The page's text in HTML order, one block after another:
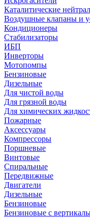
Каталитические
Воздушные клапаны и
Кондиционеры
Стабилизаторы
ИБП
Инверторы
Мотопомпы
Бензиновые
Дизельные
Для чистой воды
Для грязной воды
Для химических
Пожарные
Аксессуары
Компрессоры
Поршневые
Винтовые
Спиральные
Передвижные
Двигатели
Дизельные
Бензиновые
Бензиновые с